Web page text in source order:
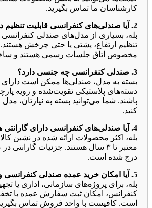
کارشناسان ما تماس بگیرید.
2. آیا صندلی‌های کنفرانسی قابلیت تنظیم دارند؟
بله، بسیاری از مدل‌های صندلی کنفرانسی
تنظیم ارتفاع، پشتی یا حتی چرخش هستند.
مخصوص اتاق جلسات رسمی هستند و
3. صندلی کنفرانسی چه جنسی دارد؟
بسته به مدل، صندلی‌ها ممکن است دارای
دسته‌های پلاستیکی تقویت‌شده و رویه
باشند. شما می‌توانید بسته به نیازتان،
کنید.
4. آیا صندلی‌های کنفرانسی دارای گارانتی هستند؟
بله، اکثر محصولات ارائه شده در نشین کالا
معتبر تا ۳ سال هستند. جزئیات
درج شده است.
5. آیا امکان خرید عمده صندلی کنفرانسی وجود دارد؟
بله، برای پروژه‌های سازمانی، اداری یا
کنفرانس، امکان ثبت سفارش عمده با
است. کافیست با واحد فروش تماس